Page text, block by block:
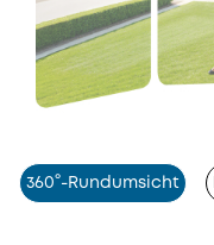
360°-Rundumsicht